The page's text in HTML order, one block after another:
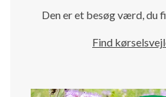
Den er et besøg værd, du
Find